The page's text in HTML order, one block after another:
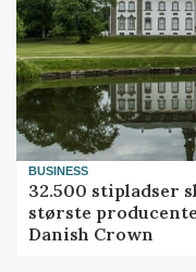
BUSINESS
32.500 stipladser
største
Danish Crown